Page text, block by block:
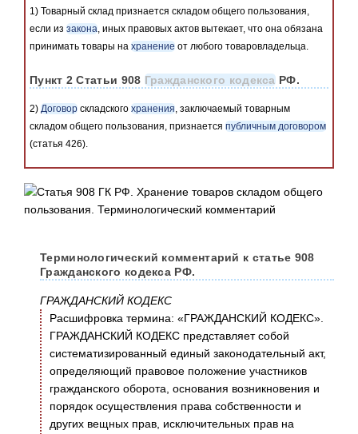
1) Товарный склад признается складом общего пользования,
если из закона, иных правовых актов вытекает, что она обязана
принимать товары на хранение от любого товаровладельца.
Пункт 2 Статьи 908 Гражданского кодекса РФ.
2) Договор складского хранения, заключаемый товарным
складом общего пользования, признается публичным договором
(статья 426).
Терминологический комментарий к статье 908
Гражданского кодекса РФ.
ГРАЖДАНСКИЙ КОДЕКС
Расшифровка термина: «ГРАЖДАНСКИЙ КОДЕКС».
ГРАЖДАНСКИЙ КОДЕКС представляет собой
систематизированный единый законодательный акт,
определяющий правовое положение участников
гражданского оборота, основания возникновения и
порядок осуществления права собственности и
других вещных прав, исключительных прав на